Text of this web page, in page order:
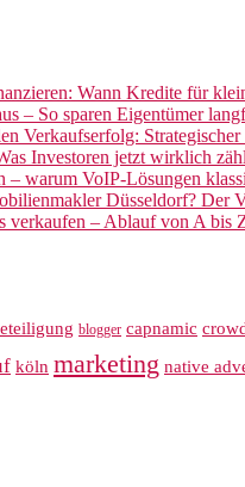
Wann Kredite für
– So sparen Eigentümer
Verkaufserfolg:
Investoren jetzt wirklich
warum VoIP-Lösungen
Düsseldorf? Der
verkaufen – Ablauf von A bis
blogger capnamic
köln marketing native